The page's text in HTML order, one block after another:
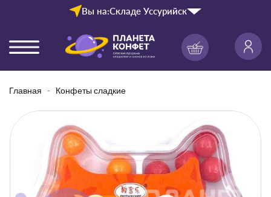
Вы на:Складе Уссурийск
Главная Конфеты сладкие